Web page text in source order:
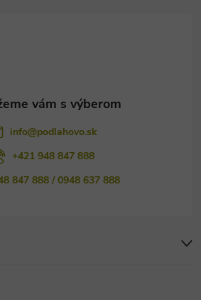
info@podlahovo.sk
+421 948 847 888
847 888 / 0948 637 888